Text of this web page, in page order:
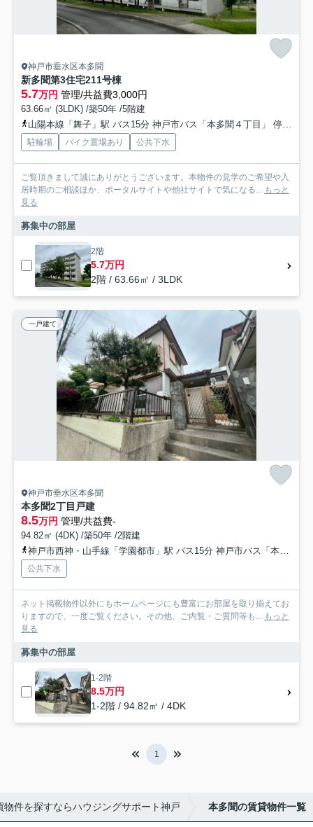
神戸市垂水区本多聞
新多聞第3住宅211号棟
5.7万円 管理/共益費3,000円
63.66㎡ (3LDK) /築50年 /5階建
山陽本線「舞子」駅 バス15分 神戸市バス「本多聞４丁目」 停歩2分
駐輪場 バイク置場あり 公共下水
ご覧頂きまして誠にありがとうございます。本物件の見学のご希望や入
居時期のご相談ほか、ポータルサイトや他社サイトで気になる...
もっと
見る
募集中の部屋
2階
5.7万円
2階 / 63.66㎡ / 3LDK
一戸建て
神戸市垂水区本多聞
本多聞2丁目戸建
8.5万円 管理/共益費-
94.82㎡ (4DK) /築50年 /2階建
神戸市西神・山手線「学園都市」駅 バス15分 神戸市バス「本多聞２丁目」 停歩5分
公共下水
ネット掲載物件以外にもホームページにも豊富にお部屋を取り揃えてお
りますので、一度ご覧ください。その他、ご内覧・ご質問等も...
もっと
見る
募集中の部屋
1-2階
8.5万円
1-2階 / 94.82㎡ / 4DK
1
件を探すならハウジングサポート神戸 本多聞の賃貸物件一覧